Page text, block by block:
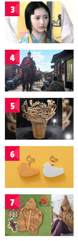
3
4
5
6
7